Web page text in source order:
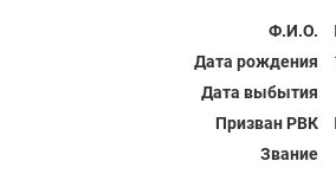
Ф.И.О.
Дата рождения
Дата выбытия
Призван РВК
Звание